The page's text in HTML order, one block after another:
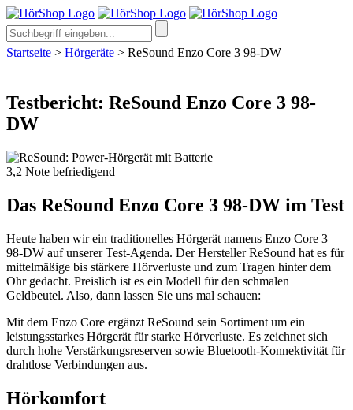
Startseite > Hörgeräte > ReSound Enzo Core 3 98-DW
Testbericht: ReSound Enzo Core 3 98-
DW
3,2 Note befriedigend
Das ReSound Enzo Core 3 98-DW im Test
Heute haben wir ein traditionelles Hörgerät namens Enzo Core 3
98-DW auf unserer Test-Agenda. Der Hersteller ReSound hat es für
mittelmäßige bis stärkere Hörverluste und zum Tragen hinter dem
Ohr gedacht. Preislich ist es ein Modell für den schmalen
Geldbeutel. Also, dann lassen Sie uns mal schauen:
Mit dem Enzo Core ergänzt ReSound sein Sortiment um ein
leistungsstarkes Hörgerät für starke Hörverluste. Es zeichnet sich
durch hohe Verstärkungsreserven sowie Bluetooth-Konnektivität für
drahtlose Verbindungen aus.
Hörkomfort